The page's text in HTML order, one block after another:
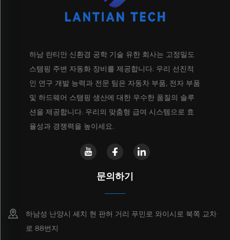
하남 란티안 신환경 공학 기술 유한 회사는 고정밀도
스탬핑 주변 자동화 장비를 제공합니다. 우리 선진적
인 연구 개발 능력과 전문 팀은 자동차 부품, 전자 부품
및 하드웨어 스탬핑 생산에 대한 우수한 품질의 솔루
션을 제공합니다. 우리의 맞춤형 급여 시스템으로 효
율성과 경쟁력을 높이세요.
문의하기
하남성 난양시 셰치 현 판허 거리 푸민로 와이시로 북쪽 교차
로 88번지